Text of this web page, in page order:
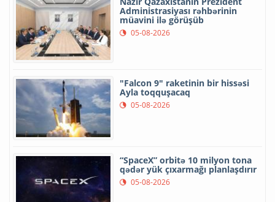
Administrasiyası rəhbərinin
müavini ilə görüşüb
05-08-2026
"Falcon 9" raketinin bir hissəsi
Ayla toqquşacaq
05-08-2026
“SpaceX” orbitə 10 milyon tona
qədər yük çıxarmağı planlaşdırır
05-08-2026